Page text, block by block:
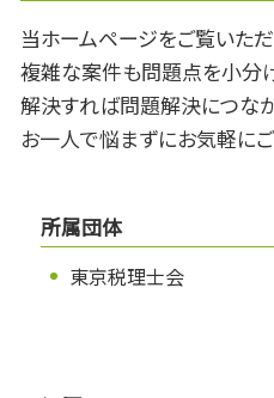
当ホームページをご覧いただ
複雑な案件も問題点を小分
解決すれば問題解決につなが
お一人で悩まずにお気軽に
所属団体
東京税理士会